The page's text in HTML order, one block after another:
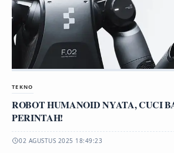
TEKNO
ROBOT HUMANOID NYATA, CUCI
PERINTAH!
02 AGUSTUS 2025 18:49:23